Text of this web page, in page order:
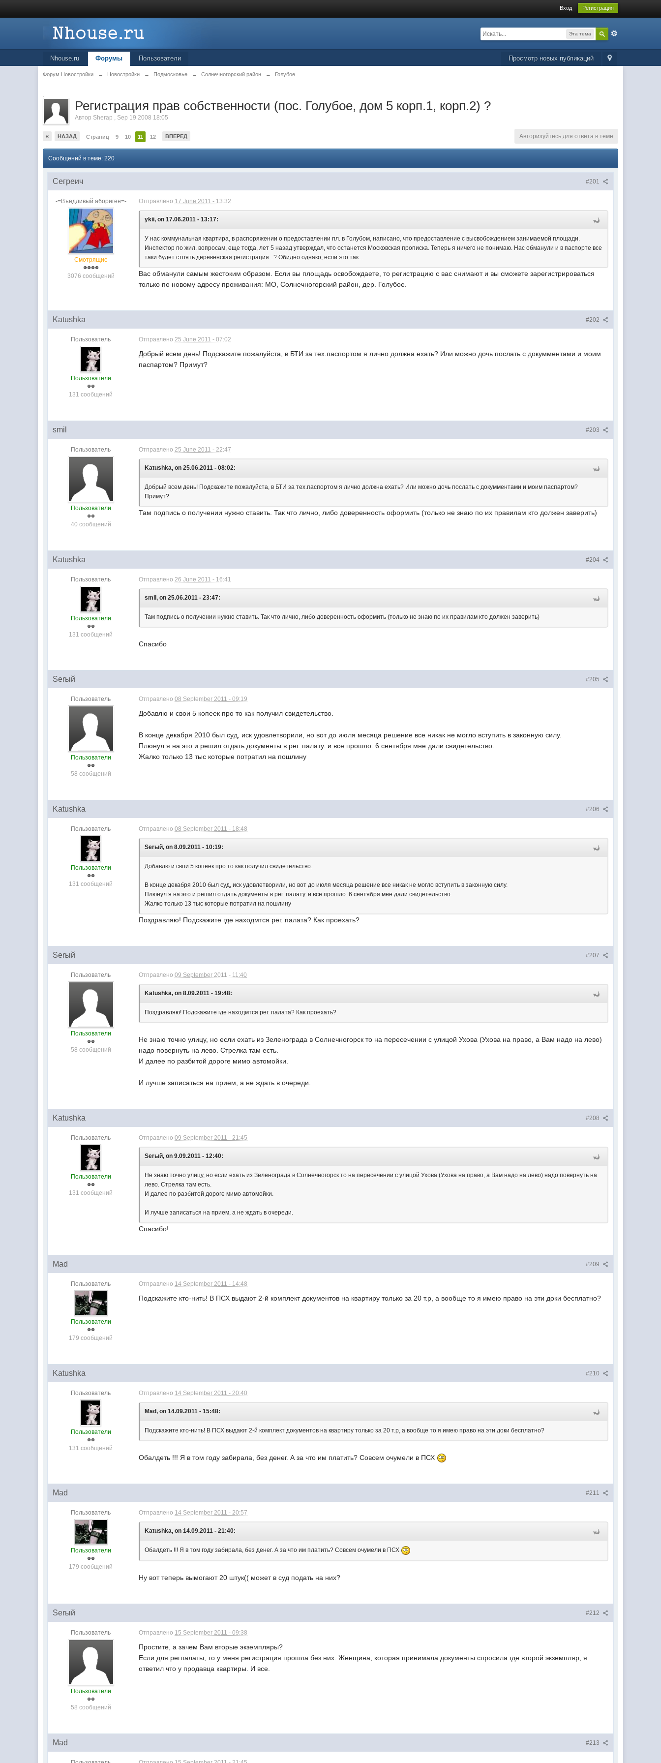
Вход Регистрация
Эта тема
Просмотр новых публикаций
Nhouse.ru Форумы Пользователи
Форум Новостройки → Новостройки → Подмосковье → Солнечногорский район → Голубое
.
Регистрация прав собственности (пос. Голубое, дом 5 корп.1, корп.2) ?
Автор Sherap , Sep 19 2008 18:05
« НАЗАД Страниц 9 10 11 12 ВПЕРЕД Авторизуйтесь для ответа в теме
Сообщений в теме: 220
#201
Сегреич
-=Въедливый абориген=-
Смотрящие
3076 сообщений
Отправлено 17 June 2011 - 13:32
ykii, on 17.06.2011 - 13:17:
У нас коммунальная квартира, в распоряжении о предоставлении пл. в Голубом, написано, что предоставление с высвобождением занимаемой площади.
Инспектор по жил. вопросам, еще тогда, лет 5 назад утверждал, что останется Московская прописка. Теперь я ничего не понимаю. Нас обманули и в паспорте все
таки будет стоять деревенская регистрация...? Обидно однако, если это так...
Вас обманули самым жестоким образом. Если вы площадь освобождаете, то регистрацию с вас снимают и вы сможете зарегистрироваться
только по новому адресу проживания: МО, Солнечногорский район, дер. Голубое.
#202
Katushka
Пользователь
Пользователи
131 сообщений
Отправлено25 June 2011 - 07:02
Добрый всем день! Подскажите пожалуйста, в БТИ за тех.паспортом я лично должна ехать? Или можно дочь послать с докумментами и моим
паспартом? Примут?
#203
smil
Пользователь
Пользователи
40 сообщений
Отправлено25 June 2011 - 22:47
Katushka, on 25.06.2011 - 08:02:
Добрый всем день! Подскажите пожалуйста, в БТИ за тех.паспортом я лично должна ехать? Или можно дочь послать с докумментами и моим паспартом?
Примут?
Там подпись о получении нужно ставить. Так что лично, либо доверенность оформить (только не знаю по их правилам кто должен заверить)
#204
Katushka
Пользователь
Пользователи
131 сообщений
Отправлено26 June 2011 - 16:41
smil, on 25.06.2011 - 23:47:
Там подпись о получении нужно ставить. Так что лично, либо доверенность оформить (только не знаю по их правилам кто должен заверить)
Спасибо
#205
Serый
Пользователь
Пользователи
58 сообщений
Отправлено08 September 2011 - 09:19
Добавлю и свои 5 копеек про то как получил свидетельство.
В конце декабря 2010 был суд, иск удовлетворили, но вот до июля месяца решение все никак не могло вступить в законную силу.
Плюнул я на это и решил отдать документы в рег. палату. и все прошло. 6 сентября мне дали свидетельство.
Жалко только 13 тыс которые потратил на пошлину
#206
Katushka
Пользователь
Пользователи
131 сообщений
Отправлено08 September 2011 - 18:48
Serый, on 8.09.2011 - 10:19:
Добавлю и свои 5 копеек про то как получил свидетельство.
В конце декабря 2010 был суд, иск удовлетворили, но вот до июля месяца решение все никак не могло вступить в законную силу.
Плюнул я на это и решил отдать документы в рег. палату. и все прошло. 6 сентября мне дали свидетельство.
Жалко только 13 тыс которые потратил на пошлину
Поздравляю! Подскажите где находмтся рег. палата? Как проехать?
#207
Serый
Пользователь
Пользователи
58 сообщений
Отправлено09 September 2011 - 11:40
Katushka, on 8.09.2011 - 19:48:
Поздравляю! Подскажите где находмтся рег. палата? Как проехать?
Не знаю точно улицу, но если ехать из Зеленограда в Солнечногорск то на пересечении с улицой Ухова (Ухова на право, а Вам надо на лево)
надо повернуть на лево. Стрелка там есть.
И далее по разбитой дороге мимо автомойки.
И лучше записаться на прием, а не ждать в очереди.
#208
Katushka
Пользователь
Пользователи
131 сообщений
Отправлено09 September 2011 - 21:45
Serый, on 9.09.2011 - 12:40:
Не знаю точно улицу, но если ехать из Зеленограда в Солнечногорск то на пересечении с улицой Ухова (Ухова на право, а Вам надо на лево) надо повернуть на
лево. Стрелка там есть.
И далее по разбитой дороге мимо автомойки.
И лучше записаться на прием, а не ждать в очереди.
Спасибо!
#209
Mad
Пользователь
Пользователи
179 сообщений
Отправлено 14 September 2011 - 14:48
Подскажите кто-нить! В ПСХ выдают 2-й комплект документов на квартиру только за 20 т.р, а вообще то я имею право на эти доки бесплатно?
#210
Katushka
Пользователь
Пользователи
131 сообщений
Отправлено 14 September 2011 - 20:40
Mad, on 14.09.2011 - 15:48:
Подскажите кто-нить! В ПСХ выдают 2-й комплект документов на квартиру только за 20 т.р, а вообще то я имею право на эти доки бесплатно?
Обалдеть !!! Я в том году забирала, без денег. А за что им платить? Совсем очумели в ПСХ
#211
Mad
Пользователь
Пользователи
179 сообщений
Отправлено 14 September 2011 - 20:57
Katushka, on 14.09.2011 - 21:40:
Обалдеть !!! Я в том году забирала, без денег. А за что им платить? Совсем очумели в ПСХ
Ну вот теперь вымогают 20 штук(( может в суд подать на них?
#212
Serый
Пользователь
Пользователи
58 сообщений
Отправлено 15 September 2011 - 09:38
Простите, а зачем Вам вторые экземпляры?
Если для регпалаты, то у меня регистрация прошла без них. Женщина, которая принимала документы спросила где второй экземпляр, я
ответил что у продавца квартиры. И все.
#213
Mad